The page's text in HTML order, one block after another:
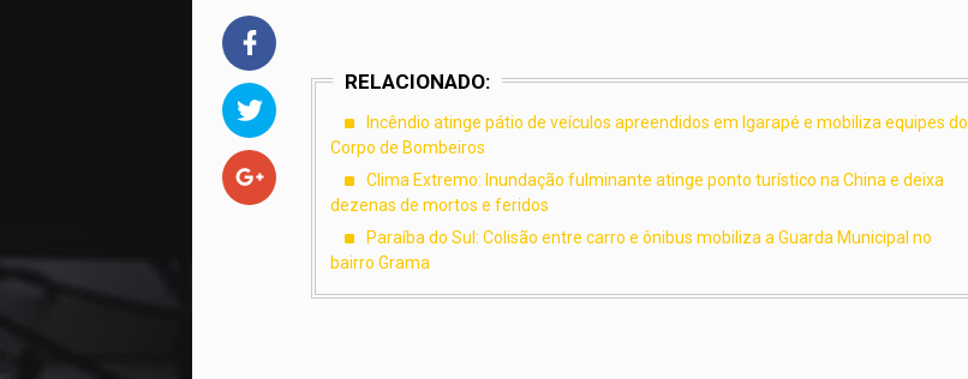
RELACIONADO:
Incêndio atinge pátio de veículos apreendidos em Igarapé e mobiliza equipes do
Corpo de Bombeiros
Clima Extremo: Inundação fulminante atinge ponto turístico na China e deixa
dezenas de mortos e feridos
Paraíba do Sul: Colisão entre carro e ônibus mobiliza a Guarda Municipal no
bairro Grama